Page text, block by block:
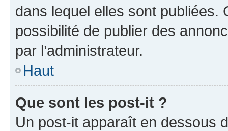
dans lequel elles sont publiées.
possibilité de publier des
par l’administrateur.
Haut
Que sont les post-it ?
Un post-it apparaît en dessous